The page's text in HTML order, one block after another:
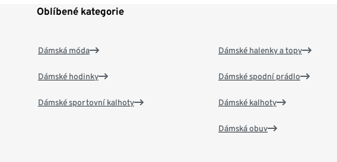
Oblíbené kategorie
Dámská móda
Dámské hodinky
Dámské sportovní kalhoty
Dámské halenky a topy
Dámské spodní prádlo
Dámské kalhoty
Dámská obuv